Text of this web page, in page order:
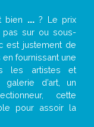
bien ...? Le prix
pas sur ou sous-
est justement de
fournissant une
les artistes et
d’art, un
cette
pour assoir la